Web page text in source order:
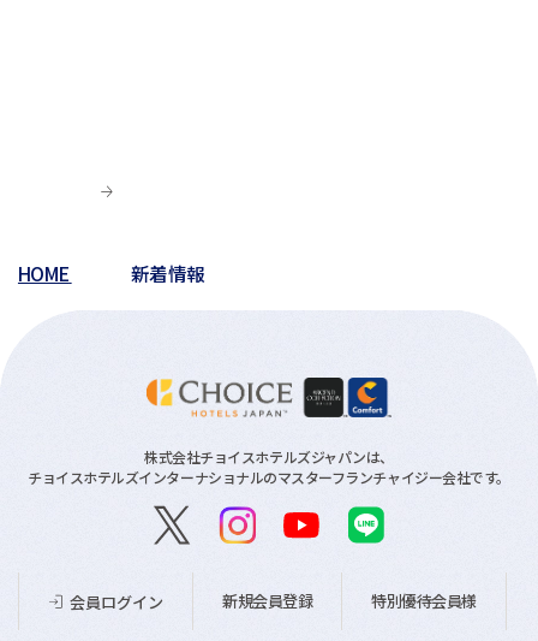
HOME 新着情報
株式会社チョイスホテルズジャパンは、
チョイスホテルズインターナショナルのマスターフランチャイジー会社です。
会員ログイン 新規会員登録 特別優待会員様